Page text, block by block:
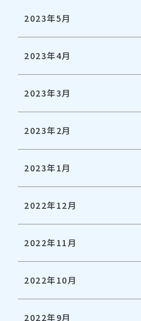
2023年5月
2023年4月
2023年3月
2023年2月
2023年1月
2022年12月
2022年11月
2022年10月
2022年9月